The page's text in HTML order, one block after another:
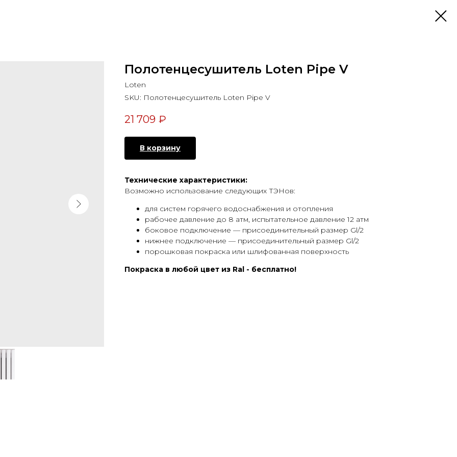
Полотенцесушитель Loten Pipe V
Loten
SKU: Полотенцесушитель Loten Pipe V
21 709 ₽
В корзину
Технические характеристики:
Возможно использование следующих ТЭНов:
для систем горячего водоснабжения и отопления
рабочее давление до 8 атм, испытательное давление 12 атм
боковое подключение — присоединительный размер Gl/2
нижнее подключение — присоединительный размер Gl/2
порошковая покраска или шлифованная поверхность
Покраска в любой цвет из Ral - бесплатно!